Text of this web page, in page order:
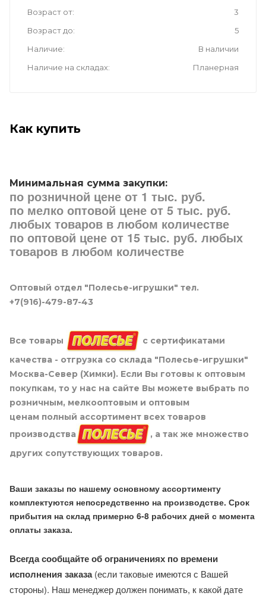
Возраст от
3
Возраст до
5
Наличие
В наличии
Наличие на складах
Планерная
Как купить
Минимальная сумма закупки:
по розничной цене от 1 тыс. руб.
по мелко оптовой цене от 5 тыс. руб.
любых товаров в любом количестве
по оптовой цене от 15 тыс. руб. любых
товаров в любом количестве
Оптовый отдел "Полесье-игрушки" тел.
+7(916)-479-87-43
Все товары
с сертификатами
качества - отгрузка со склада "Полесье-игрушки"
Москва-Север (Химки). Если Вы готовы к оптовым
покупкам, то у нас на сайте Вы можете выбрать по
розничным, мелкооптовым и оптовым
ценам полный ассортимент всех товаров
производства
, а так же множество
других сопутствующих товаров.
Ваши заказы по нашему основному ассортименту
комплектуются непосредственно на производстве. Срок
прибытия на склад примерно 6-8 рабочих дней с момента
оплаты заказа.
Всегда сообщайте об ограничениях по времени
исполнения заказа(если таковые имеются с Вашей
стороны). Наш менеджер должен понимать, к какой дате